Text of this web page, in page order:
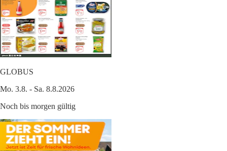
GLOBUS
Mo. 3.8. - Sa. 8.8.2026
Noch bis morgen gültig